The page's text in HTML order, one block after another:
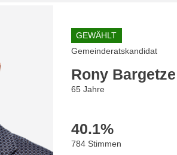
GEWÄHLT
Gemeinderatskandidat
Rony Bargetze
65 Jahre
40.1%
784 Stimmen